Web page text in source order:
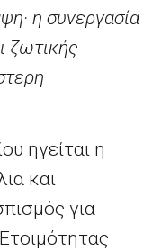
η συνεργασία
ζωτικής
ηγείται η
και
για